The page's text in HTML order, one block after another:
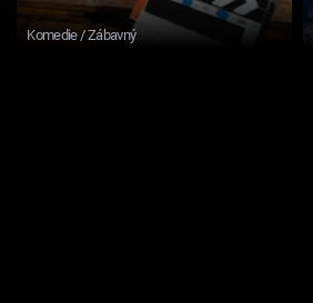
Komedie / Zábavný